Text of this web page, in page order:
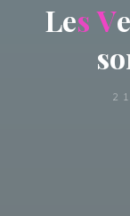
Les Ve
so